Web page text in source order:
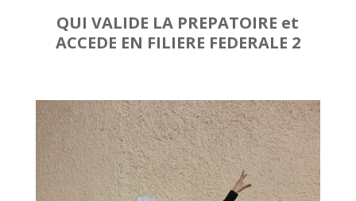
QUI VALIDE LA PREPATOIRE et
ACCEDE EN FILIERE FEDERALE 2